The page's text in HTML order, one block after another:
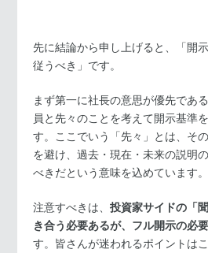
先に結論から申し上げると、「開
従うべき」です。
まず第一に社長の意思が優先であ
員と先々のことを考えて開示基準
す。ここでいう「先々」とは、そ
を避け、過去・現在・未来の説明
べきだという意味を込めています。
注意すべきは、投資家サイドの「
き合う必要あるが、フル開示の必
す。皆さんが迷われるポイントは